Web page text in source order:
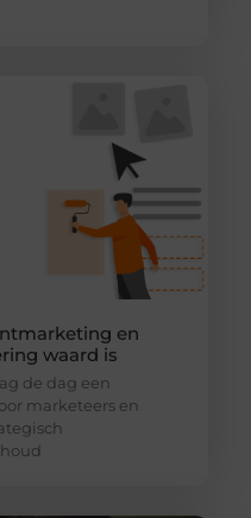
en
waard is
de dag een
marketeers en